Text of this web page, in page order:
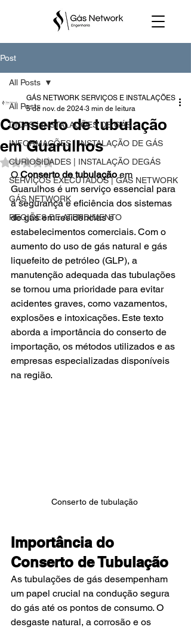
Post
All Posts
DICAS | INSTALAÇÕES DE GÁS
INFORMAÇÕES | INSTALAÇÃO DE GÁS
CURIOSIDADES | INSTALAÇÃO DEGÁS
SERVIÇOS EXECUTADOS | GÁS NETWORK
GÁS NETWORK
REGIÕES DE ATENDIMENTO
All Posts
Conserto de tubulação
em Guarulhos
GÁS NETWORK SERVIÇOS E INSTALAÇÕES
5 de nov. de 2024 3 min de leitura
Avaliado com NaN de 5 estrelas.
O Conserto de tubulação em
Guarulhos é um serviço essencial para
a segurança e eficiência dos sistemas
de gás em residências e
estabelecimentos comerciais. Com o
aumento do uso de gás natural e gás
liquefeito de petróleo (GLP), a
manutenção adequada das tubulações
se tornou uma prioridade para evitar
acidentes graves, como vazamentos,
explosões e intoxicações. Este texto
aborda a importância do conserto de
importação, os métodos utilizados e as
empresas especializadas disponíveis
na região.
Conserto de tubulação
Importância do
Conserto de Tubulação
As tubulações de gás desempenham
um papel crucial na condução segura
do gás até os pontos de consumo. O
desgaste natural, a corrosão e os